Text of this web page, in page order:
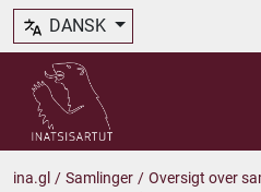
DANSK
ina.gl / Samlinger / Oversigt over